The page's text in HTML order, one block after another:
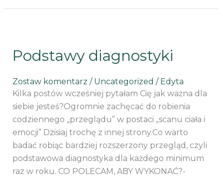
Podstawy diagnostyki
Zostaw komentarz / Uncategorized / Edyta
Kilka postów wcześniej pytałam Cię jak ważna dla
siebie jesteś?Ogromnie zachęcać do robienia
codziennego „przeglądu” w postaci „scanu ciała i
emocji” Dzisiaj trochę z innej strony.Co warto
badać robiąc bardziej rozszerzony przegląd, czyli
podstawowa diagnostyka dla każdego minimum
raz w roku. CO POLECAM, ABY WYKONAĆ?-